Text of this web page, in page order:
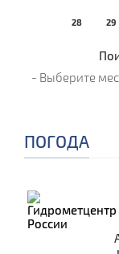
28 29
ПОГОДА